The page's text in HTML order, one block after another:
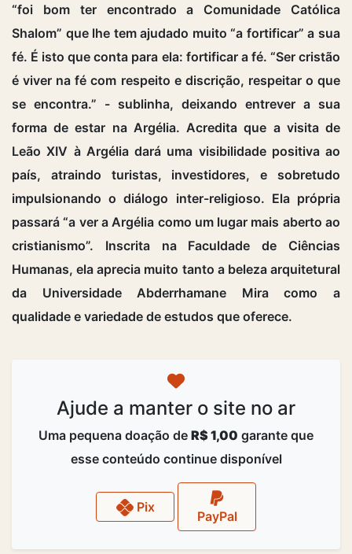
“foi bom ter encontrado a Comunidade Católica
Shalom” que lhe tem ajudado muito “a fortificar” a sua
fé. É isto que conta para ela: fortificar a fé. “Ser cristão
é viver na fé com respeito e discrição, respeitar o que
se encontra.” - sublinha, deixando entrever a sua
forma de estar na Argélia. Acredita que a visita de
Leão XIV à Argélia dará uma visibilidade positiva ao
país, atraindo turistas, investidores, e sobretudo
impulsionando o diálogo inter-religioso. Ela própria
passará “a ver a Argélia como um lugar mais aberto ao
cristianismo”. Inscrita na Faculdade de Ciências
Humanas, ela aprecia muito tanto a beleza arquitetural
da Universidade Abderrhamane Mira como a
qualidade e variedade de estudos que oferece.
Ajude a manter o site no ar
Uma pequena doação de R$ 1,00 garante que
esse conteúdo continue disponível
Pix
PayPal